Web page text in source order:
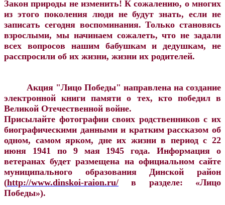
Закон природы не изменить! К сожалению, о многих
из этого поколения люди не будут знать, если не
записать сегодня воспоминания. Только становясь
взрослыми, мы начинаем сожалеть, что не задали
всех вопросов нашим бабушкам и дедушкам, не
расспросили об их жизни, жизни их родителей.
Акция "Лицо Победы" направлена на создание
электронной книги памяти о тех, кто победил в
Великой Отечественной войне.
Присылайте фотографии своих родственников с их
биографическими данными и кратким рассказом об
одном, самом ярком, дне их жизни в период с 22
июня 1941 по 9 мая 1945 года. Информация о
ветеранах будет размещена на официальном сайте
муниципального образования Динской район
(http://www.dinskoi-raion.ru/ в разделе: «Лицо
Победы»).